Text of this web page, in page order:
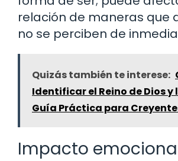
relación de maneras que
no se perciben de
Quizás también te interese:
Identificar el Reino de Dios y
Guía Práctica para
Impacto